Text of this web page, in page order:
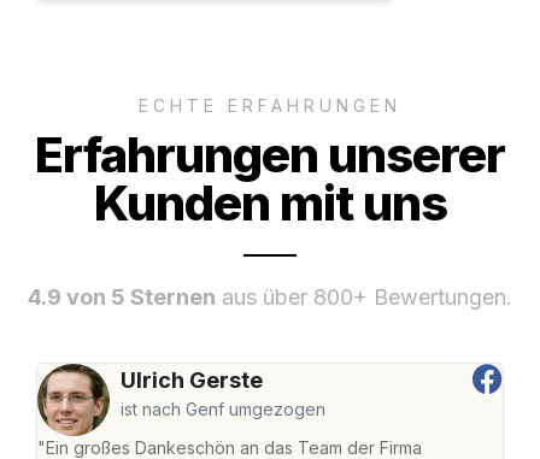
ECHTE ERFAHRUNGEN
Erfahrungen unserer
Kunden mit uns
4.9 von 5 Sternen aus über 800+ Bewertungen.
Ulrich Gerste
ist nach Genf umgezogen
"Ein großes Dankeschön an das Team der Firma